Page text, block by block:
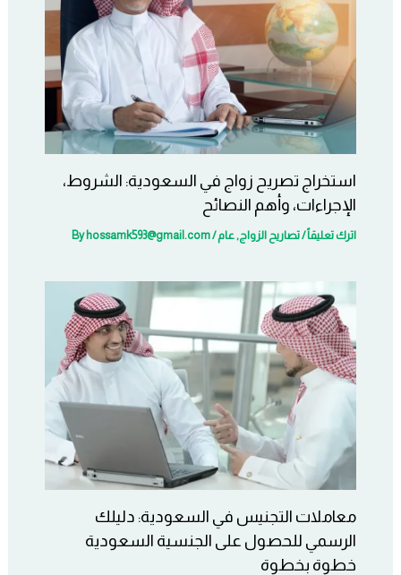
استخراج تصريح زواج في السعودية: الشروط،
الإجراءات، وأهم النصائح
اترك تعليقاً/تصاريح الزواج,عام/ By
hossamk593@gmail.com
معاملات التجنيس في السعودية: دليلك
الرسمي للحصول على الجنسية السعودية
خطوة بخطوة